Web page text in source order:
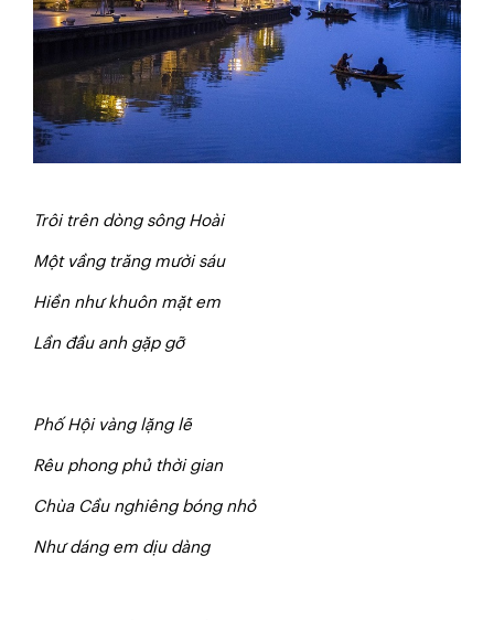
Trôi trên dòng sông Hoài
Một vầng trăng mười sáu
Hiền như khuôn mặt em
Lần đầu anh gặp gỡ
Phố Hội vàng lặng lẽ
Rêu phong phủ thời gian
Chùa Cầu nghiêng bóng nhỏ
Như dáng em dịu dàng